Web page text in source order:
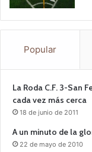
Popular
La Roda C.F. 3-San
cada vez más cerca
18 de junio de 2011
A un minuto de la
22 de mayo de 2010